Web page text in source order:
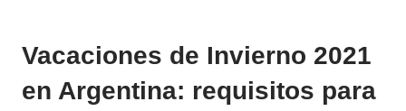
Vacaciones de Invierno 2021
en Argentina: requisitos para